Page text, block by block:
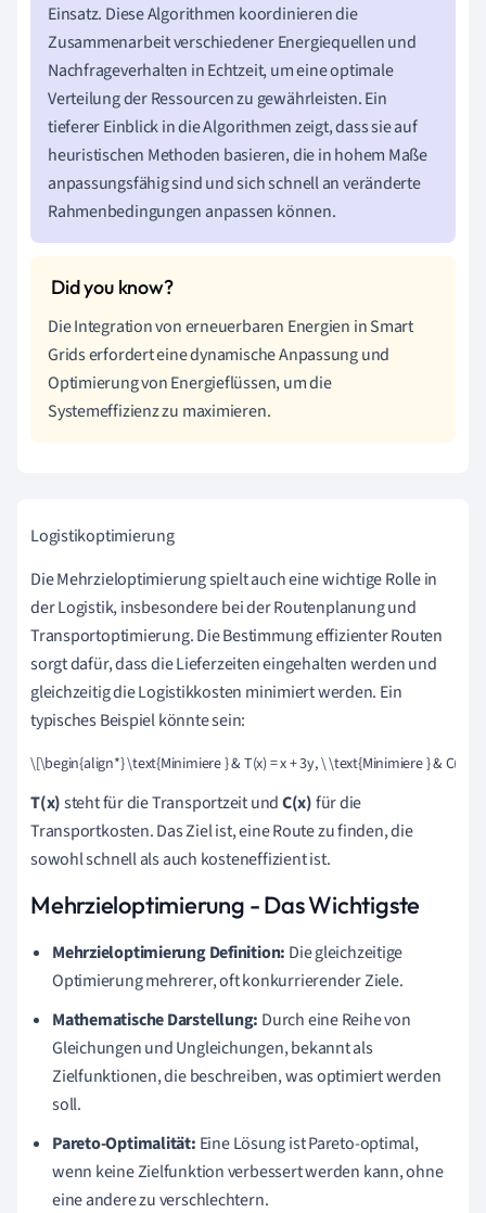
Einsatz. Diese Algorithmen koordinieren die
Zusammenarbeit verschiedener Energiequellen und
Nachfrageverhalten in Echtzeit, um eine optimale
Verteilung der Ressourcen zu gewährleisten. Ein
tieferer Einblick in die Algorithmen zeigt, dass sie auf
heuristischen Methoden basieren, die in hohem Maße
anpassungsfähig sind und sich schnell an veränderte
Rahmenbedingungen anpassen können.
Die Integration von erneuerbaren Energien in Smart
Grids erfordert eine dynamische Anpassung und
Optimierung von Energieflüssen, um die
Systemeffizienz zu maximieren.
Logistikoptimierung
Die Mehrzieloptimierung spielt auch eine wichtige Rolle in
der Logistik, insbesondere bei der Routenplanung und
Transportoptimierung. Die Bestimmung effizienter Routen
sorgt dafür, dass die Lieferzeiten eingehalten werden und
gleichzeitig die Logistikkosten minimiert werden. Ein
typisches Beispiel könnte sein:
\[\begin{align*} \text{Minimiere } & T(x) = x + 3y, \ \text{Minimiere } & C(x)
T(x)steht für die Transportzeit undC(x)für die
Transportkosten. Das Ziel ist, eine Route zu finden, die
sowohl schnell als auch kosteneffizient ist.
Mehrzieloptimierung - Das Wichtigste
Mehrzieloptimierung Definition: Die gleichzeitige
Optimierung mehrerer, oft konkurrierender Ziele.
Mathematische Darstellung: Durch eine Reihe von
Gleichungen und Ungleichungen, bekannt als
Zielfunktionen, die beschreiben, was optimiert werden
soll.
Pareto-Optimalität: Eine Lösung ist Pareto-optimal,
wenn keine Zielfunktion verbessert werden kann, ohne
eine andere zu verschlechtern.